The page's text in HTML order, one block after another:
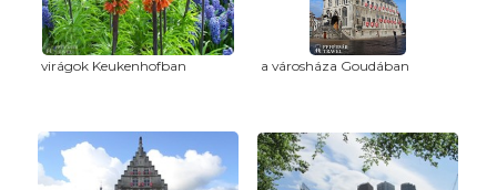
virágok Keukenhofban a városháza Goudában